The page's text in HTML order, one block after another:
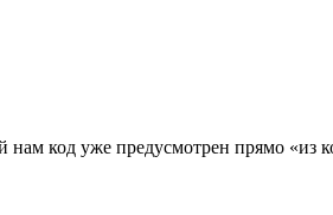
код уже предусмотрен прямо «из